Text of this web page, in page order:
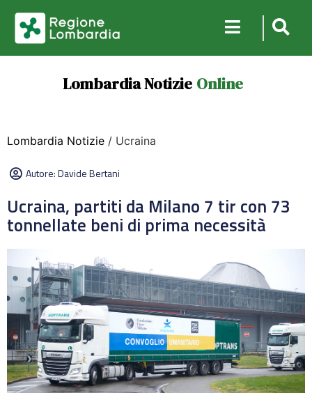
Lombardia Notizie Online
Lombardia Notizie / Ucraina
Autore:Davide Bertani
Ucraina, partiti da Milano 7 tir con 73
tonnellate beni di prima necessità